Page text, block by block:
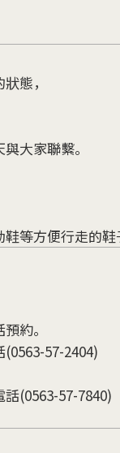
態，
大家聯繫。
等方便行走的鞋
約。
57-2404)
(0563-57-7840)